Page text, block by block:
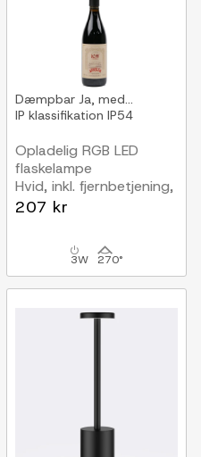
Dæmpbar Ja, med...
IP klassifikation IP54
Opladelig RGB LED
flaskelampe
Hvid, inkl. fjernbetjening,
IP54 udendørs
207 kr
3W 270°